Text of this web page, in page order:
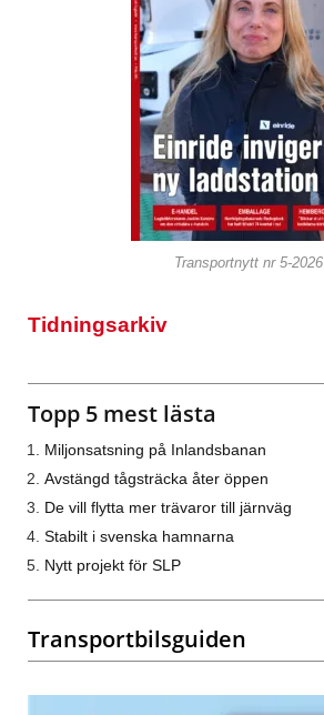
Transportnytt nr 5-2026
Tidningsarkiv
Topp 5 mest lästa
Miljonsatsning på Inlandsbanan
Avstängd tågsträcka åter öppen
De vill flytta mer trävaror till järnväg
Stabilt i svenska hamnarna
Nytt projekt för SLP
Transportbilsguiden